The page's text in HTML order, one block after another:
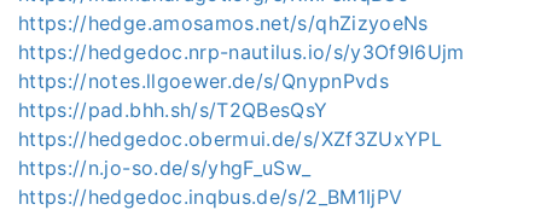
https://hedge.amosamos.net/s/qhZizyoeNs
https://hedgedoc.nrp-nautilus.io/s/y3Of9I6Ujm
https://notes.llgoewer.de/s/QnypnPvds
https://pad.bhh.sh/s/T2QBesQsY
https://hedgedoc.obermui.de/s/XZf3ZUxYPL
https://n.jo-so.de/s/yhgF_uSw_
https://hedgedoc.inqbus.de/s/2_BM1IjPV